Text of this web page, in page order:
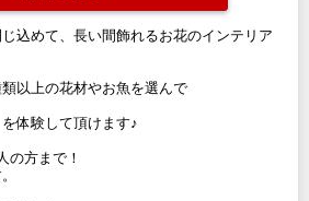
込めて、長い間飾れるお花のインテリア
以上の花材やお魚を選んで
体験して頂けます♪
の方まで！